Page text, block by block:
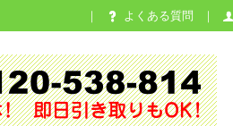
よくある質問